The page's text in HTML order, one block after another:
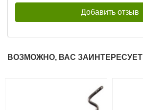
ВОЗМОЖНО, ВАС ЗАИНТЕРЕСУЕТ